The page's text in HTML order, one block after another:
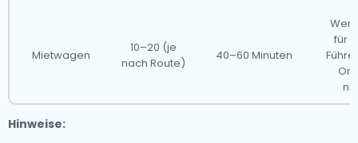
Mietwagen
10–20 (je
nach Route)
40–60 Minuten
für
Hinweise: